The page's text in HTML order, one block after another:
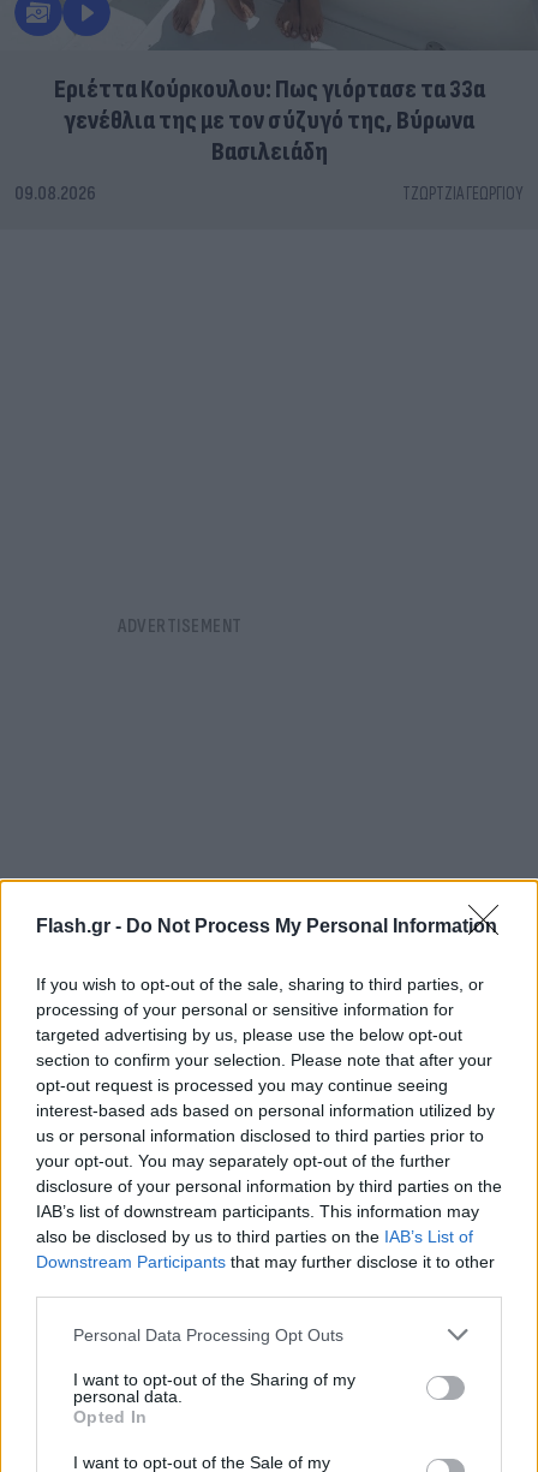
Flash.gr - Do Not Process My Personal Information
If you wish to opt-out of the sale, sharing to third parties, or
processing of your personal or sensitive information for
targeted advertising by us, please use the below opt-out
section to confirm your selection. Please note that after your
opt-out request is processed you may continue seeing
interest-based ads based on personal information utilized by
us or personal information disclosed to third parties prior to
your opt-out. You may separately opt-out of the further
disclosure of your personal information by third parties on the
IAB’s list of downstream participants. This information may
also be disclosed by us to third parties on the IAB’s List of
Downstream Participants that may further disclose it to other
Please note that this website/app uses one or more Google
not limited to your visit or usage behaviour. You may click to
grant or deny consent to Google and its third-party tags to
use your data for below specified purposes in below Google
consent section.
Personal Data Processing Opt Outs
I want to opt-out of the Sharing of my
personal data.
Opted In
I want to opt-out of the Sale of my
Εριέττα Κούρκουλου: Πως γιόρτασε τα 33α
γενέθλια της με τον σύζυγό της, Βύρωνα
Βασιλειάδη
09.08.2026 ΤΖΏΡΤΖΙΑ ΓΕΩΡΓΊΟΥ
FLASH FOCUS